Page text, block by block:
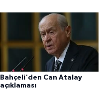
Bahçeli'den Can Atalay
açıklaması